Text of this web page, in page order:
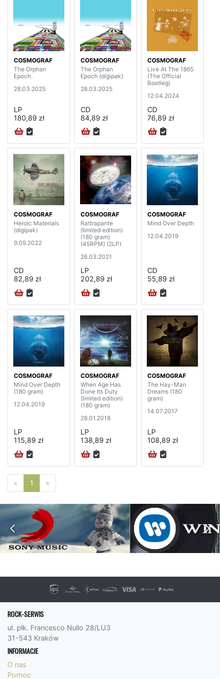
COSMOGRAF
The Orphan
Epoch
28.03.2025
LP
180,89 zł
COSMOGRAF
The Orphan
Epoch (digipak)
28.03.2025
CD
84,89 zł
COSMOGRAF
Live At The 1865
(The Official
Bootleg)
12.04.2024
CD
76,89 zł
COSMOGRAF
Heroic Materials
(digipak)
9.09.2022
CD
82,89 zł
COSMOGRAF
Rattrapante
(limited edition)
(180 gram)
(45RPM) (2LP)
26.03.2021
LP
202,89 zł
COSMOGRAF
Mind Over Depth
12.04.2019
CD
55,89 zł
COSMOGRAF
Mind Over Depth
(180 gram)
12.04.2019
LP
115,89 zł
COSMOGRAF
When Age Has
Done Its Duty
(limited edition)
(180 gram)
28.01.2018
LP
138,89 zł
COSMOGRAF
The Hay-Man
Dreams (180
gram)
14.07.2017
LP
108,89 zł
« Poprzednia strona
1 »
ROCK-SERWIS
ul. płk. Francesco Nullo 28/LU3
31-543 Kraków
INFORMACJE
O nas
Pomoc